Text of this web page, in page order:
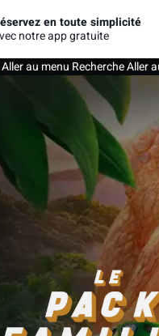
en toute simplicité
notre app gratuite
Aller au menu RechercheAller